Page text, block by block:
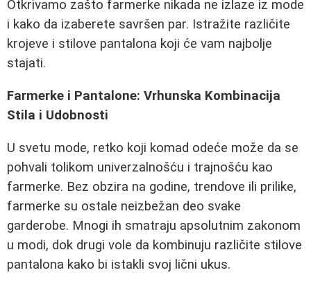
Otkrivamo zašto farmerke nikada ne izlaze iz mode
i kako da izaberete savršen par. Istražite različite
krojeve i stilove pantalona koji će vam najbolje
stajati.
Farmerke i Pantalone: Vrhunska Kombinacija
Stila i Udobnosti
U svetu mode, retko koji komad odeće može da se
pohvali tolikom univerzalnošću i trajnošću kao
farmerke. Bez obzira na godine, trendove ili prilike,
farmerke su ostale neizbežan deo svake
garderobe. Mnogi ih smatraju apsolutnim zakonom
u modi, dok drugi vole da kombinuju različite stilove
pantalona kako bi istakli svoj lični ukus.